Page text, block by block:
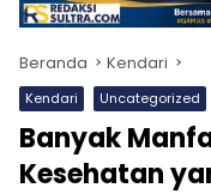
Beranda Kendari
Kendari Uncategorized
Banyak
Kesehatan